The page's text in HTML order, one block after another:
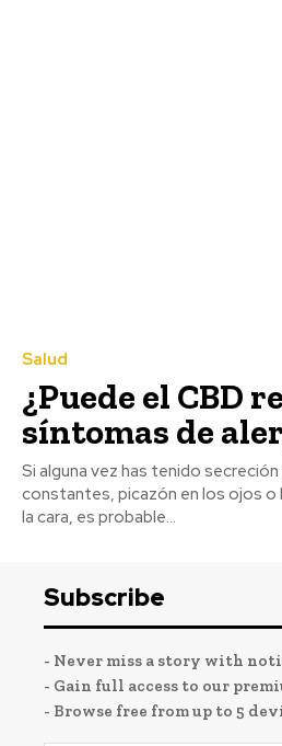
Salud
¿Puede el CBD
síntomas de
Si alguna vez has tenido
constantes, picazón en los ojos o hinchazón de los labios y
la cara, es probable...
Subscribe
- Never miss a story with
- Gain full access to our
- Browse free from up to 5